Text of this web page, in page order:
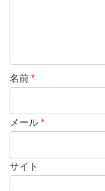
名前 *
メール *
サイト